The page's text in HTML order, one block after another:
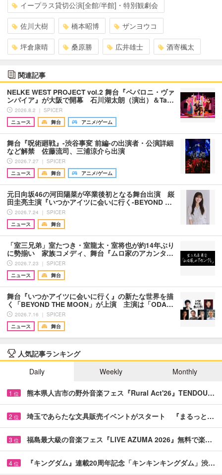
イープラス貸切公演[全館/半館]・特別観劇会
佐川大樹 橋本昭博 ザンヨウコ
坪倉康晴 桑原勝 広井雄士 酒寄楓太
関連記事
NELKE WEST PROJECT vol.2 舞台『ペパロニ・ヴァ
ンパイア』が大阪で開幕 石川湖太朗（演出）＆Ta…
2026.8.2 ｜ SPICER
ニュース
舞台 アニメ/ゲーム
舞台『呪術廻戦』-渋谷事変 前編-の出演者・公演詳細
など解禁 佐藤流司、三浦涼介ら出演
2026.7.27 ｜ SPICER
ニュース
舞台 アニメ/ゲーム
元日向坂46の河田陽菜が卒業後初となる舞台出演 䋝
田圭亮主演『いつかアイツに会いに行く-BEYOND …
2026.7.24 ｜ SPICER
ニュース
舞台
「室三兄弟」室たつき・室龍太・室将也が約14年ぶり
に勢揃い 家族コメディ、舞台『ムロ家のアカンタ…
2026.7.23 ｜ SPICER
ニュース
舞台
舞台『いつかアイツに会いに行く』の新たな世界を描
く「BEYOND THE MOON」が上演 主演は「ODA…
2026.7.16 ｜ SPICER
ニュース
舞台
人気記事ランキング
Daily
Weekly Monthly
1 位 熊本県人吉市の野外音楽フェス『Rural Act'26』TENDOU…
2 位 埼玉であらたな文具販売イベントがスタート 『まるっと…
3 位 福島最大級の音楽フェス『LIVE AZUMA 2026』無料で楽…
4 位 『キングダム』連載20周年記念「キンキンキングダム」渋…